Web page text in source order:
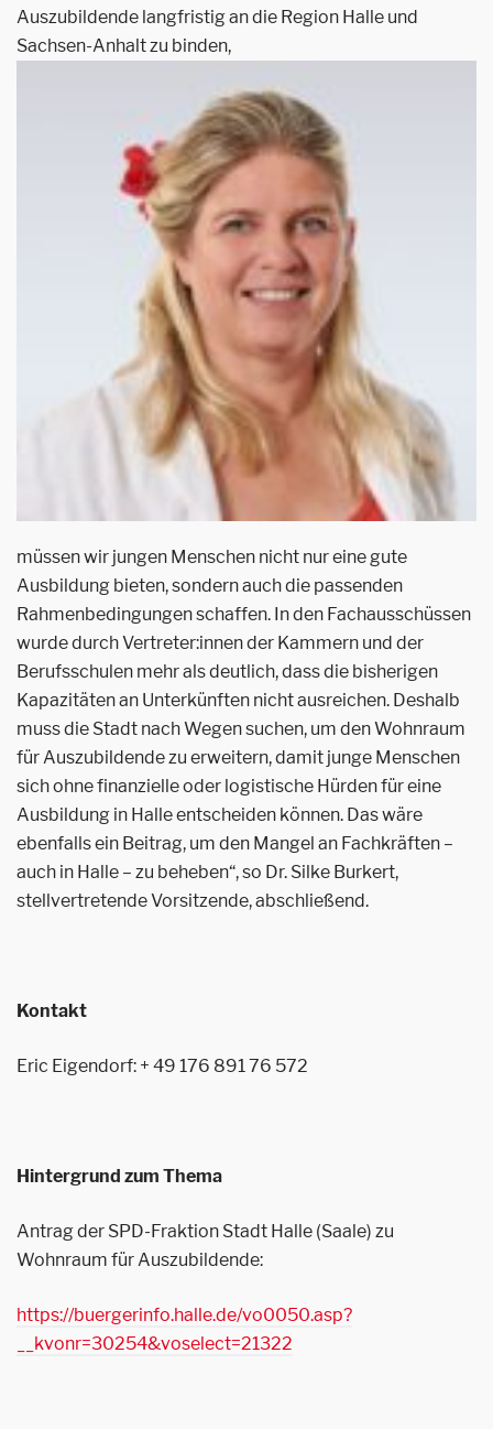
Auszubildende langfristig an die Region Halle und
Sachsen-Anhalt zu binden,
müssen wir jungen Menschen nicht nur eine gute
Ausbildung bieten, sondern auch die passenden
Rahmenbedingungen schaffen. In den Fachausschüssen
wurde durch Vertreter:innen der Kammern und der
Berufsschulen mehr als deutlich, dass die bisherigen
Kapazitäten an Unterkünften nicht ausreichen. Deshalb
muss die Stadt nach Wegen suchen, um den Wohnraum
für Auszubildende zu erweitern, damit junge Menschen
sich ohne finanzielle oder logistische Hürden für eine
Ausbildung in Halle entscheiden können. Das wäre
ebenfalls ein Beitrag, um den Mangel an Fachkräften –
auch in Halle – zu beheben“, so Dr. Silke Burkert,
stellvertretende Vorsitzende, abschließend.
Kontakt
Eric Eigendorf: + 49 176 891 76 572
Hintergrund zum Thema
Antrag der SPD-Fraktion Stadt Halle (Saale) zu
Wohnraum für Auszubildende:
https://buergerinfo.halle.de/vo0050.asp?
__kvonr=30254&voselect=21322